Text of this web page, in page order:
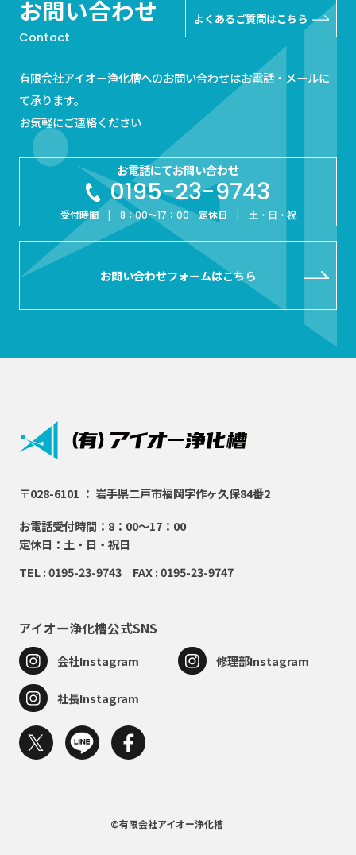
お問い合わせ
Contact
よくあるご質問はこちら
有限会社アイオー浄化槽へのお問い合わせはお電話・メールに
て承ります。
お気軽にご連絡ください
お電話にてお問い合わせ
0195-23-9743
受付時間 | 8：00～17：00定休日 | 土・日・祝
お問い合わせフォームはこちら
〒028-6101 ： 岩手県二戸市福岡字作ヶ久保84番2
お電話受付時間：8：00～17：00
定休日：土・日・祝日
TEL : 0195-23-9743 FAX : 0195-23-9747
アイオー浄化槽公式SNS
会社Instagram 修理部Instagram
社長Instagram
©有限会社アイオー浄化槽